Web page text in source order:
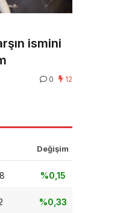
ismini
0 12
Değişim
%0,15
%0,33